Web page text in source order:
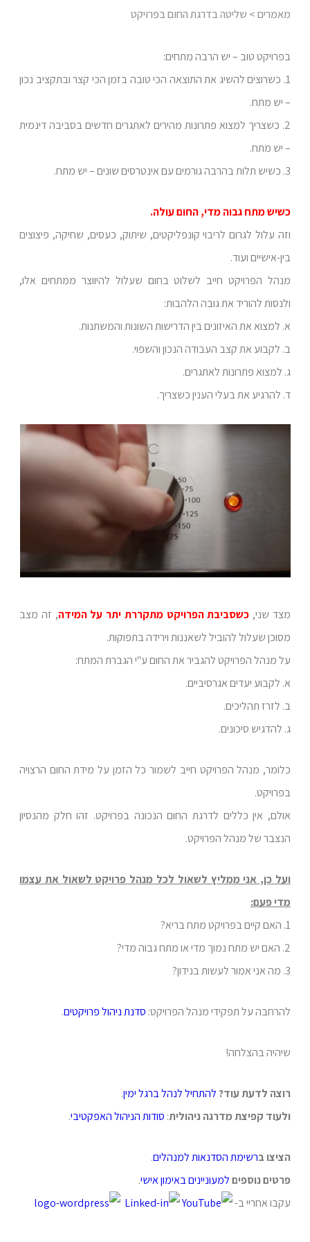
מאמרים> שליטה בדרגת החום בפרויקט
בפרויקט טוב – יש הרבה מתחים:
1. כשרוצים להשיג את התוצאה הכי טובה בזמן הכי קצר ובתקציב נכון
– יש מתח.
2. כשצריך למצוא פתרונות מהירים לאתגרים חדשים בסביבה דינמית
– יש מתח.
3. כשיש תלות בהרבה גורמים עם אינטרסים שונים – יש מתח.
כשיש מתח גבוה מדי, החום עולה.
וזה עלול לגרום לריבוי קונפליקטים, שיתוק, כעסים, שחיקה, פיצוצים
בין-אישיים ועוד.
מנהל הפרויקט חייב לשלוט בחום שעלול להיווצר ממתחים אלו,
ולנסות להוריד את גובה הלהבות:
א. למצוא את האיזונים בין הדרישות השונות והמשתנות.
ב. לקבוע את קצב העבודה הנכון והשפוי.
ג. למצוא פתרונות לאתגרים.
ד. להרגיע את בעלי הענין כשצריך.
מצד שני, כשסביבת הפרויקט מתקררת יתר על המידה, זה מצב
מסוכן שעלול להוביל לשאננות וירידה בתפוקות.
על מנהל הפרויקט להגביר את החום ע"י הגברת המתח:
א. לקבוע יעדים אגרסיביים.
ב. לזרז תהליכים.
ג. להדגיש סיכונים.
כלומר, מנהל הפרויקט חייב לשמור כל הזמן על מידת החום הרצויה
בפרויקט.
אולם, אין כללים לדרגת החום הנכונה בפרויקט. זהו חלק מהנסיון
הנצבר של מנהל הפרויקט.
ועל כן, אני ממליץ לשאול לכל מנהל פרויקט לשאול את עצמו
מדי פעם:
1. האם קיים בפרויקט מתח בריא?
2. האם יש מתח נמוך מדי או מתח גבוה מדי?
3. מה אני אמור לעשות בנידון?
להרחבה על תפקידי מנהל הפרויקט: סדנת ניהול פרויקטים.
שיהיה בהצלחה!
רוצה לדעת עוד? להתחיל לנהל ברגל ימין.
ולעוד קפיצת מדרגה ניהולית: סודות הניהול האפקטיבי.
הציצו ברשימת הסדנאות למנהלים.
פרטים נוספיםלמעונייניםבאימון אישי.
עקבו אחריי ב-